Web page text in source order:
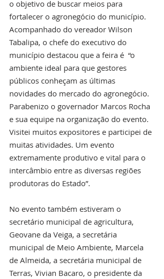
o objetivo de buscar meios para
fortalecer o agronegócio do município.
Acompanhado do vereador Wilson
Tabalipa, o chefe do executivo do
município destacou que a feira é  “o
ambiente ideal para que gestores
públicos conheçam as últimas
novidades do mercado do agronegócio.
Parabenizo o governador Marcos Rocha
e sua equipe na organização do evento.
Visitei muitos expositores e participei de
muitas atividades. Um evento
extremamente produtivo e vital para o
intercâmbio entre as diversas regiões
produtoras do Estado”.
No evento também estiveram o
secretário municipal de agricultura,
Geovane da Veiga, a secretária
municipal de Meio Ambiente, Marcela
de Almeida, a secretária municipal de
Terras, Vivian Bacaro, o presidente da